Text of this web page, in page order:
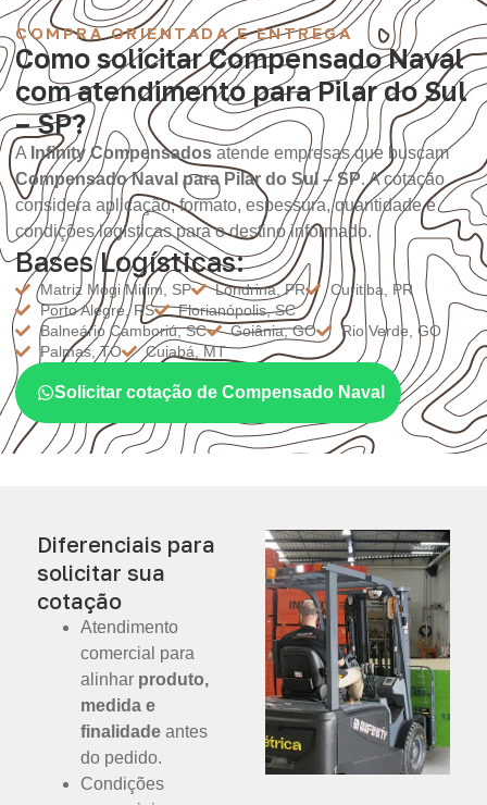
COMPRA ORIENTADA E ENTREGA
Como solicitar Compensado Naval
com atendimento para Pilar do Sul
– SP?
A Infinity Compensados atende empresas que buscam
Compensado Naval para Pilar do Sul – SP. A cotação
considera aplicação, formato, espessura, quantidade e
condições logísticas para o destino informado.
Bases Logísticas:
Matriz Mogi Mirim, SP Londrina, PR
Curitiba, PR
Porto Alegre, RS
Florianópolis, SC
Balneário Camboriú, SC
Goiânia, GO
Rio Verde, GO
Palmas, TO
Cuiabá, MT
Solicitar cotação de Compensado Naval
Diferenciais para
solicitar sua
cotação
Atendimento
comercial para
alinhar produto,
medida e
finalidade antes
do pedido.
Condições